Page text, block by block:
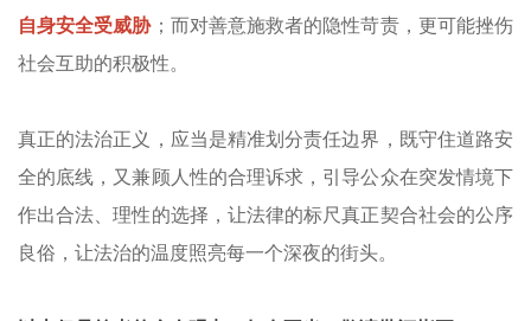
自身安全受威胁；而对善意施救者的隐性苛责，更可能挫伤
社会互助的积极性。
真正的法治正义，应当是精准划分责任边界，既守住道路安
全的底线，又兼顾人性的合理诉求，引导公众在突发情境下
作出合法、理性的选择，让法律的标尺真正契合社会的公序
良俗，让法治的温度照亮每一个深夜的街头。